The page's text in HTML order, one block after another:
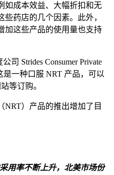
如成本效益、大幅折扣和无
药店的几个因素。此外，
加这些产品的使用量也支持
司 Strides Consumer Private
一种口服 NRT 产品，可以
等订购。
NRT）产品的推出增加了目
用率不断上升，北美市场份